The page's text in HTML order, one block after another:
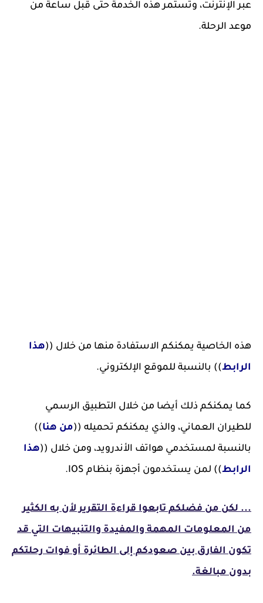
عبر الإنترنت، وتستمر هذه الخدمة حتى قبل ساعة من
موعد الرحلة.
هذه الخاصية يمكنكم الاستفادة منها من خلال ((هذا
الرابط)) بالنسبة للموقع الإلكتروني.
كما يمكنكم ذلك أيضا من خلال التطبيق الرسمي
للطيران العماني، والذي يمكنكم تحميله ((من هنا))
بالنسبة لمستخدمي هواتف الأندرويد، ومن خلال ((هذا
الرابط)) لمن يستخدمون أجهزة بنظام IOS.
... لكن من فضلكم تابعوا قراءة التقرير لأن به الكثير
من المعلومات المهمة والمفيدة والتنبيهات التي قد
تكون الفارق بين صعودكم إلى الطائرة أو فوات رحلتكم
بدون مبالغة.